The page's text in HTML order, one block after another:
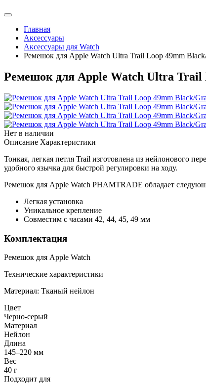
Главная
Аксессуары
Аксессуары для Watch
Ремешок для Apple Watch Ultra Trail Loop 49mm
Ремешок для Apple Watch Ultra Trail
Нет в наличии
Описание Характеристики
Тонкая, легкая петля Trail изготовлена из нейлонового
удобного язычка для быстрой регулировки на ходу.
Ремешок для Apple Watch PHAMTRADE обладает
Легкая установка
Уникальное крепление
Совместим с часами 42, 44, 45, 49 мм
Комплектация
Ремешок для Apple Watch
Технические характеристики
Материал: Тканый нейлон
Цвет
Черно-серый
Материал
Нейлон
Длина
145–220 мм
Вес
40 г
Подходит для